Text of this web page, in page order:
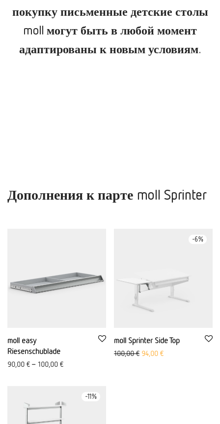
покупку письменные детские столы
moll могут быть в любой момент
адаптированы к новым условиям.
Дополнения к парте moll Sprinter
moll easy
Riesenschublade
90,00 € – 100,00 €
-6%
moll Sprinter Side Top
100,00€ Ursprünglicher Preis war:
94,00 €Aktueller Preis ist:
-11%